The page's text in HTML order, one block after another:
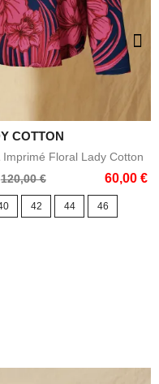
rapide
COTTON
Violet À Imprimé
Lady Cotton
100,00 € 50,00 €
40 42